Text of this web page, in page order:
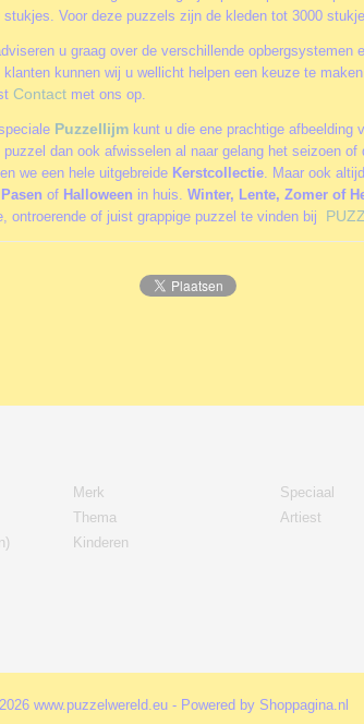
stukjes. Voor deze puzzels zijn de kleden tot 3000
u graag over de verschillende opbergsystemen
klanten kunnen wij u wellicht helpen een keuze te
Contact met ons op.
Puzzellijm kunt u die ene prachtige afbeelding
puzzel dan ook afwisselen al naar gelang het seizoen of
we een hele uitgebreide Kerstcollectie. Maar ook
Pasen of Halloween in huis. Winter, Lente, Zomer of
ontroerende of juist grappige puzzel te vinden bij
Merk
Thema
Kinderen
Speciaal
Artiest
www.puzzelwereld.eu - Powered by Shoppagina.nl